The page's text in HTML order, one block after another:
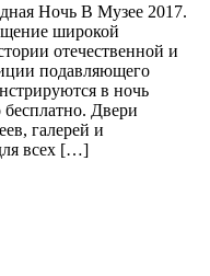
Ночь В Музее 2017.
широкой
отечественной и
подавляющего
в ночь
бесплатно. Двери
галерей и
всех […]